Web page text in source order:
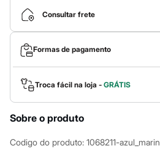
Bolsas
Bonés e Chapéus
Bijoux
Cintos
Óculos
Relógios
Calçados
Botas
Chinelos
Rasteirinhas
Sandálias
Sapatilhas
Tênis
Consultar frete
Formas de pagamento
Troca fácil na loja - GRÁTIS
Sobre o produto
Codigo do produto: 1068211-azul_marin